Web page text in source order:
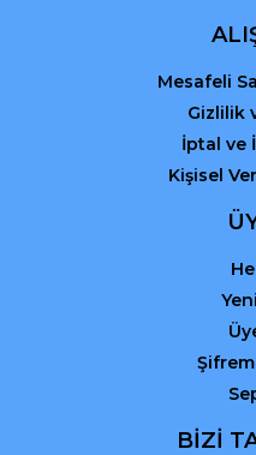
Mesafeli
Gizlilik
İptal ve
Kişisel
BİZİ